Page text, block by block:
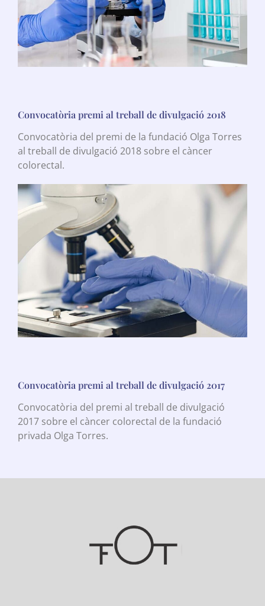
Convocatòria premi al treball de divulgació 2018
Convocatòria del premi de la fundació Olga Torres
al treball de divulgació 2018 sobre el càncer
colorectal.
Convocatòria premi al treball de divulgació 2017
Convocatòria del premi al treball de divulgació
2017 sobre el càncer colorectal de la fundació
privada Olga Torres.